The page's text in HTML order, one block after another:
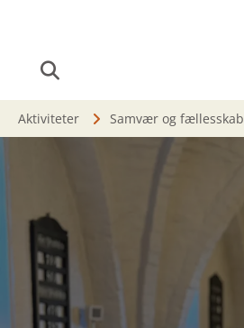
Aktiviteter Samvær og fællesskab